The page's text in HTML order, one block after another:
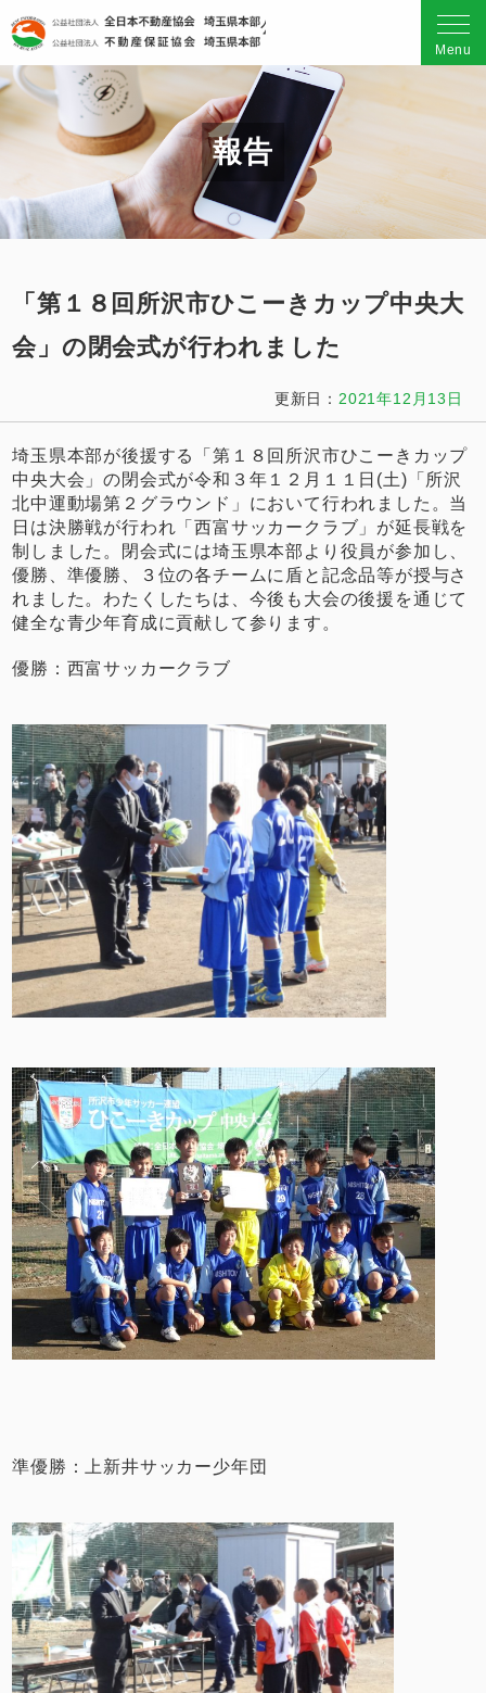
公益社団法人 全日本不動
Menu
報告
「第１８回所沢市ひこーきカップ中央大
会」の閉会式が行われました
更新日： 2021年12月13日
埼玉県本部が後援する「第１８回所沢市ひこーきカップ
中央大会」の閉会式が令和３年１２月１１日(土)「所沢
北中運動場第２グラウンド」において行われました。当
日は決勝戦が行われ「西富サッカークラブ」が延長戦を
制しました。閉会式には埼玉県本部より役員が参加し、
優勝、準優勝、３位の各チームに盾と記念品等が授与さ
れました。わたくしたちは、今後も大会の後援を通じて
健全な青少年育成に貢献して参ります。
優勝：西富サッカークラブ
準優勝：上新井サッカー少年団